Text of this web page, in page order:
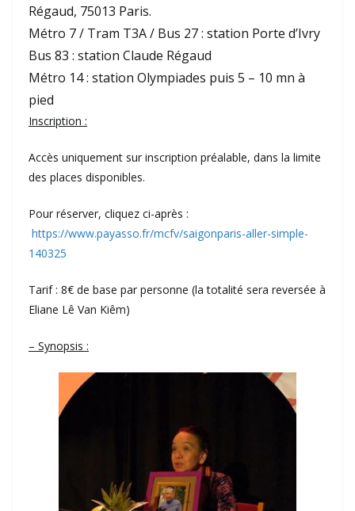
Régaud, 75013 Paris.
Métro 7 / Tram T3A / Bus 27 : station Porte d’Ivry
Bus 83 : station Claude Régaud
Métro 14 : station Olympiades puis 5 – 10 mn à
pied
Inscription :
Accès uniquement sur inscription préalable, dans la limite
des places disponibles.
Pour réserver, cliquez ci-après :
https://www.payasso.fr/mcfv/saigonparis-aller-simple-
140325
Tarif : 8€ de base par personne (la totalité sera reversée à
Eliane Lê Van Kiêm)
– Synopsis :